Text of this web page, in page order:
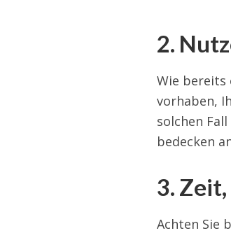
2.
Wie bereits
vorhaben,
solchen
bedecken
3.
Achten Sie